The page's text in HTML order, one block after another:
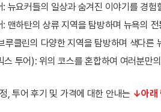
뉴요커들의 일상과 숨겨진 이야기를 경험
맨하탄의 상류 지역을 탐방하며 뉴욕의
루클린의 다양한 지역을 탐방하며 색다른
스 투어): 위의 코스를 혼합하여 여러분만
, 투어 후기 및 가격에 대한 안내는 ↓아